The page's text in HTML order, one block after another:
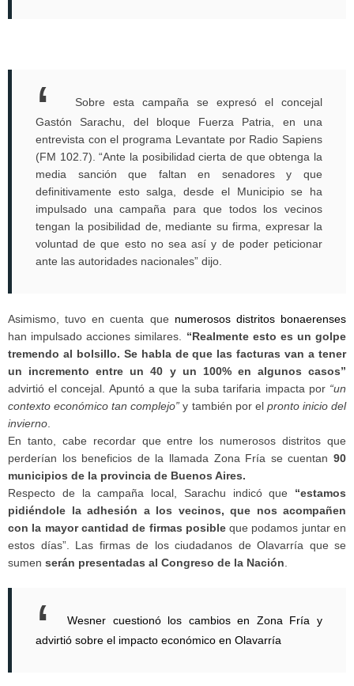
Sobre esta campaña se expresó el concejal
Gastón Sarachu, del bloque Fuerza Patria, en una
entrevista con el programa Levantate por Radio Sapiens
(FM 102.7). “Ante la posibilidad cierta de que obtenga la
media sanción que faltan en senadores y que
definitivamente esto salga, desde el Municipio se ha
impulsado una campaña para que todos los vecinos
tengan la posibilidad de, mediante su firma, expresar la
voluntad de que esto no sea así y de poder peticionar
ante las autoridades nacionales” dijo.
Asimismo, tuvo en cuenta que numerosos distritos bonaerenses
han impulsado acciones similares.
“Realmente esto es un golpe
tremendo al bolsillo. Se habla de que las facturas van a tener
un incremento entre un 40 y un 100% en algunos casos”
advirtió el concejal. Apuntó a que la suba tarifaria impacta por“un
contexto económico tan complejo”y también por el pronto inicio del
invierno
En tanto, cabe recordar que entre los numerosos distritos que
perderían los beneficios de la llamada Zona Fría se cuentan 90
municipios de la provincia de Buenos Aires.
Respecto de la campaña local, Sarachu indicó que “estamos
pidiéndole la adhesión a los vecinos, que nos acompañen
con la mayor cantidad de firmas posibleque podamos juntar en
estos días”. Las firmas de los ciudadanos de Olavarría que se
sumen serán presentadas al Congreso de la Nación
Wesner cuestionó los cambios en Zona Fría y
advirtió sobre el impacto económico en Olavarría